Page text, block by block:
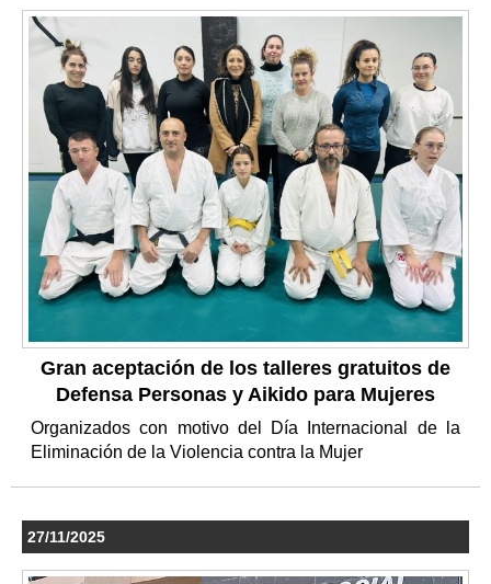
Gran aceptación de los talleres gratuitos de
Defensa Personas y Aikido para Mujeres
Organizados con motivo del Día Internacional de la
Eliminación de la Violencia contra la Mujer
27/11/2025